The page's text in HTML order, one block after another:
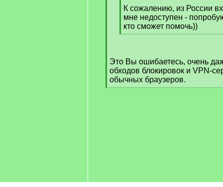
q
]
К сожалению, из России
мне недоступен -
кто сможет помочь))
[
Это Вы ошибаетесь, очень
обходов блокировок и VPN-
обычных браузеров.
[